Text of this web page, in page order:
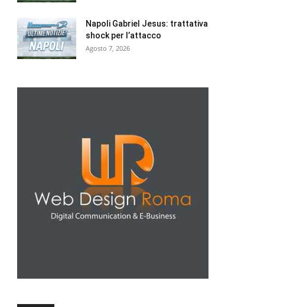
Napoli Gabriel Jesus: trattativa
shock per l’attacco
Agosto 7, 2026